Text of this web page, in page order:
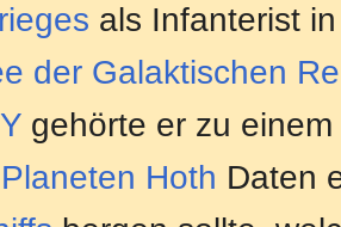
als Infanterist
der Galaktischen
gehörte er zu einem
Planeten Hoth Daten